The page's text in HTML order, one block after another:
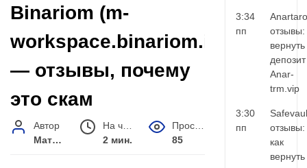
Binariom (m-
workspace.binariom.info)
— отзывы, почему
это скам
Автор
Матвей Иванов
2 мин.
85
3:34
пп
отзывы:
вернуть
Anar-
trm.vip
3:30
пп
отзывы:
как
вернуть